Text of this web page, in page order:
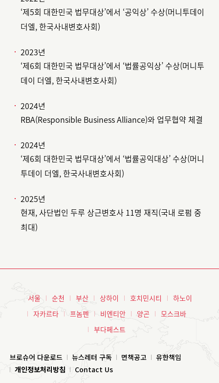
‘제5회 대한민국 법무대상’에서 ‘공익상’ 수상(머니투데이
더엘, 한국사내변호사회)
2023년
‘제6회 대한민국 법무대상’에서 ‘법률공익상’ 수상(머니투
데이 더엘, 한국사내변호사회)
2024년
RBA(Responsible Business Alliance)와 업무협약 체결
2024년
‘제6회 대한민국 법무대상’에서 ‘법률공익대상’ 수상(머니
투데이 더엘, 한국사내변호사회)
2025년
현재, 사단법인 두루 상근변호사 11명 재직(국내 로펌 중
최대)
서울 순천 부산 상하이 호치민시티
하노이
자카르타
프놈펜 비엔티안 양곤
모스크바
부다페스트
브로슈어 다운로드 뉴스레터 구독 면책공고
유한책임
개인정보처리방침
Contact Us